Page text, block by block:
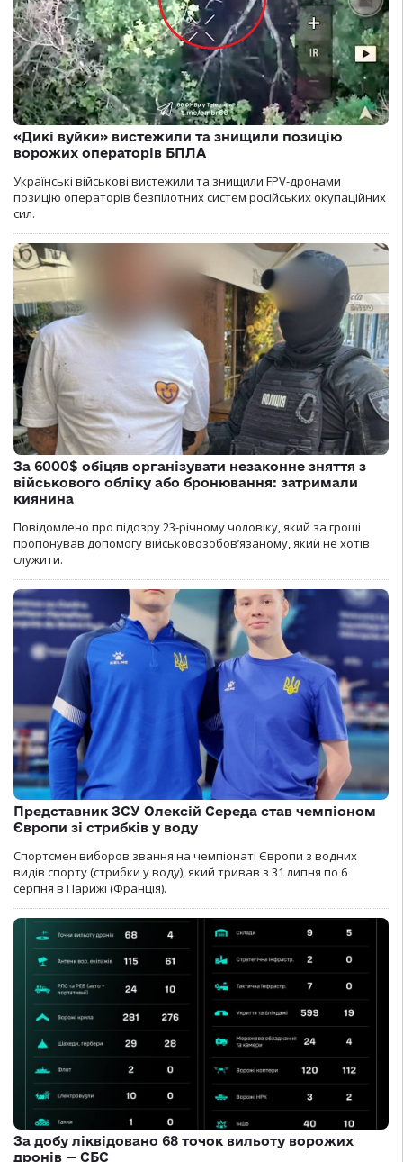
«Дикі вуйки» вистежили та знищили позицію
ворожих операторів БПЛА
Українські військові вистежили та знищили FPV-дронами
позицію операторів безпілотних систем російських окупаційних
сил.
За 6000$ обіцяв організувати незаконне зняття з
військового обліку або бронювання: затримали
киянина
Повідомлено про підозру 23-річному чоловіку, який за гроші
пропонував допомогу військовозобов’язаному, який не хотів
служити.
Представник ЗСУ Олексій Середа став чемпіоном
Європи зі стрибків у воду
Спортсмен виборов звання на чемпіонаті Європи з водних
видів спорту (стрибки у воду), який тривав з 31 липня по 6
серпня в Парижі (Франція).
За добу ліквідовано 68 точок вильоту ворожих
дронів — СБС